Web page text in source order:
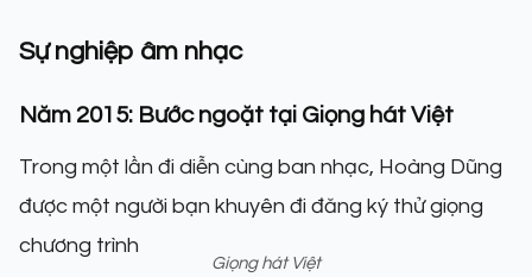
Sự nghiệp âm nhạc
Năm 2015: Bước ngoặt tại Giọng hát Việt
Trong một lần đi diễn cùng ban nhạc, Hoàng Dũng
được một người bạn khuyên đi đăng ký thử giọng
chương trình
Giọng hát Việt